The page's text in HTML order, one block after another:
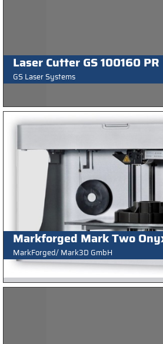
Laser Cutter GS 100160 PR
GS Laser Systems
Markforged Mark Two
MarkForged/ Mark3D GmbH